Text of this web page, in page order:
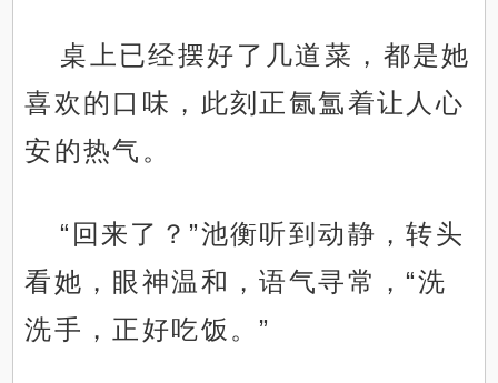
桌上已经摆好了几道菜，都是她
喜欢的口味，此刻正氤氲着让人心
安的热气。
“回来了？”池衡听到动静，转头
看她，眼神温和，语气寻常，“洗
洗手，正好吃饭。”